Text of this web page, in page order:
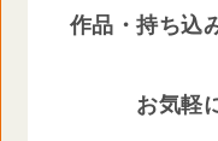
作品・持ち込
お気軽